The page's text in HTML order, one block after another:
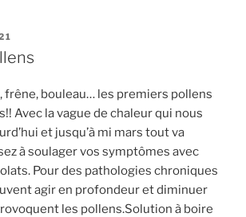
frêne, bouleau… les premiers pollens
Avec la vague de chaleur qui nous
et jusqu’à mi mars tout va
à soulager vos symptômes avec
Pour des pathologies chroniques
agir en profondeur et diminuer
les pollens.Solution à boire